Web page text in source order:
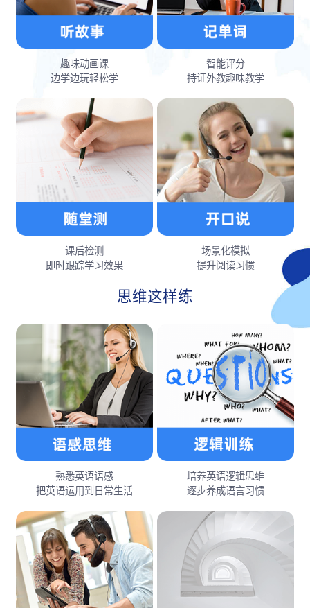
趣味动画课
边学边玩轻松学
智能评分
持证外教趣味教学
课后检测
即时跟踪学习效果
场景化模拟
提升阅读习惯
思维这样练
熟悉英语语感
把英语运用到日常生活
培养英语逻辑思维
逐步养成语言习惯